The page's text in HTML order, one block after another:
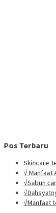
Pos Terbaru
Skincare
√ Manfaat
√Sabun
√Manfaat